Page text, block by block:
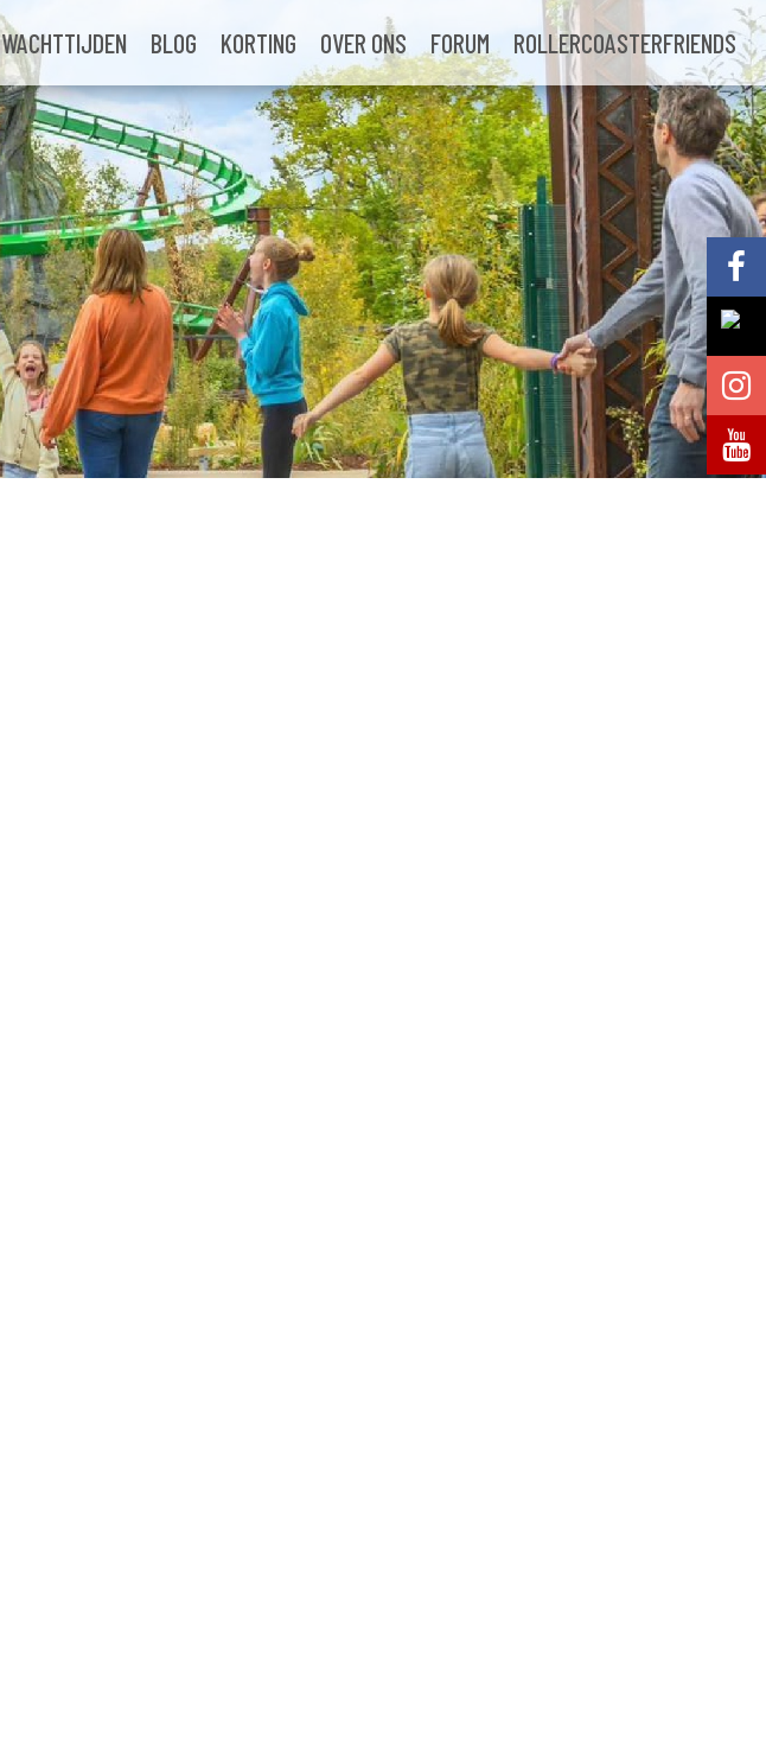
WACHTTIJDEN BLOG KORTING OVER ONS FORUM ROLLERCOASTERFRIENDS
Volg @Pretparkenbe
Volg @Pretparkenbe
Volg @Pretparken.be
Volg @Pretparkenbe